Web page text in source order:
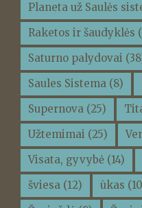
Planeta už Saulės
Raketos ir šaudyklės
Saturno palydovai
Saules Sistema (8)
Supernova (25)
Užtemimai (25)
Visata, gyvybė (14)
šviesa (12) ūkas